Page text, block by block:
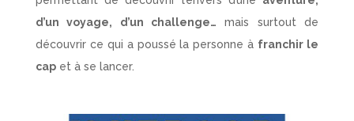
d’un voyage, d’un challenge… mais surtout de
découvrir ce qui a poussé la personne à franchir le
capet à se lancer.